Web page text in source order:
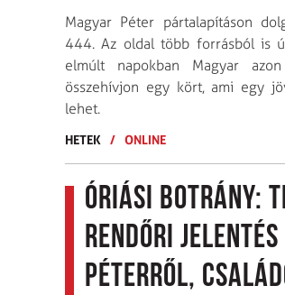
Magyar Péter pártalapításon
444. Az oldal több forrásból is
elmúlt napokban Magyar
összehívjon egy kört, ami egy
lehet.
HETEK / ONLINE
Óriási botrány:
rendőri jelentés
Péterről,